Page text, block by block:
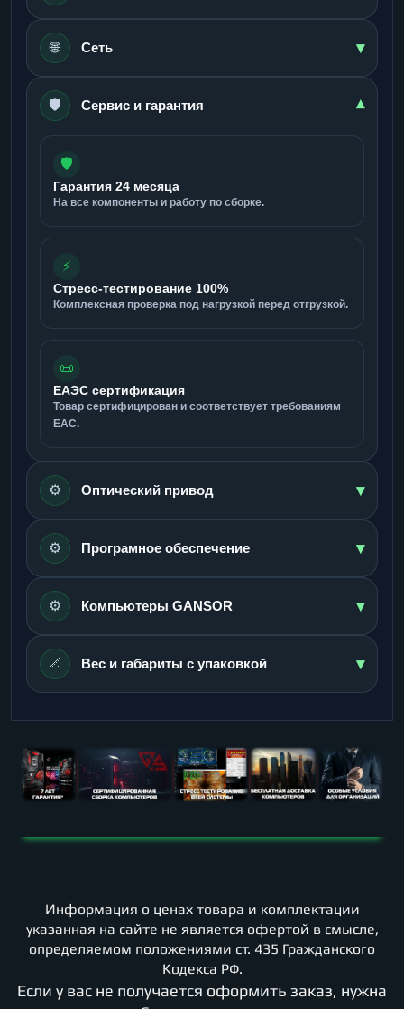
🌐 Сеть ▾
🛡️ Сервис и гарантия ▾
🛡️
Гарантия 24 месяца
На все компоненты и работу по сборке.
⚡
Стресс-тестирование 100%
Комплексная проверка под нагрузкой перед отгрузкой.
📜
ЕАЭС сертификация
Товар сертифицирован и соответствует требованиям
ЕАС.
⚙️ Оптический привод ▾
⚙️ Програмное обеспечение ▾
⚙️ Компьютеры GANSOR ▾
📐 Вес и габариты с упаковкой ▾
Информация о ценах товара и комплектации
указанная на сайте не является офертой в смысле,
определяемом положениями ст. 435 Гражданского
Кодекса РФ.
Если у вас не получается оформить заказ, нужна